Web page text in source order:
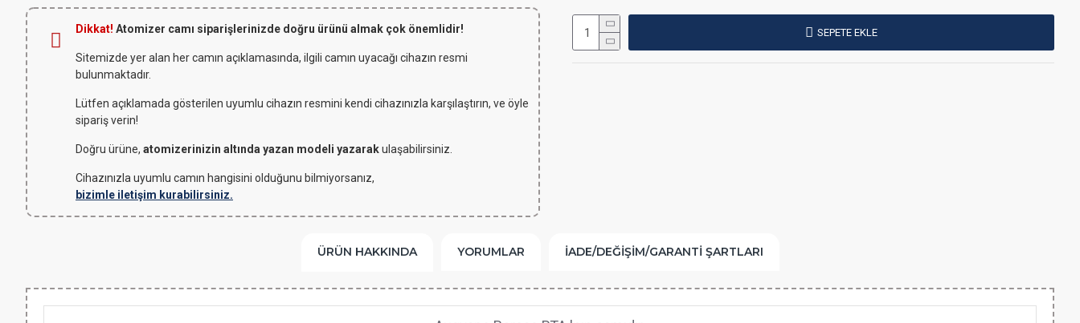
Dikkat! Atomizer camı siparişlerinizde doğru ürünü almak çok önemlidir!
Sitemizde yer alan her camın açıklamasında, ilgili camın uyacağı cihazın resmi
bulunmaktadır.
Lütfen açıklamada gösterilen uyumlu cihazın resmini kendi cihazınızla karşılaştırın, ve öyle
sipariş verin!
Doğru ürüne, atomizerinizin altında yazan modeli yazarakulaşabilirsiniz.
Cihazınızla uyumlu camın hangisini olduğunu bilmiyorsanız,
bizimle iletişim kurabilirsiniz.
SEPETE EKLE
ÜRÜN HAKKINDA YORUMLAR İADE/DEĞIŞIM/GARANTI ŞARTLARI